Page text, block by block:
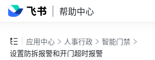
帮助中心
应用中心 人事行政
智能门禁
设置防拆报警和开门超时报警